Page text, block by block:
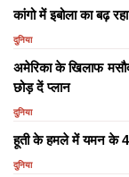
कांगो में इबोला का बढ़
दुनिया
अमेरिका के खिलाफ
छोड़ दें प्लान
दुनिया
हूती के हमले में यमन के
दुनिया